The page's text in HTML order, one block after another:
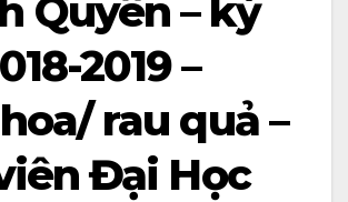
Quyên – kỳ
2019 –
rau quả –
Đại Học